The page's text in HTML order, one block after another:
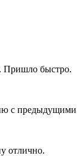
Пришло быстро.
с
отлично.